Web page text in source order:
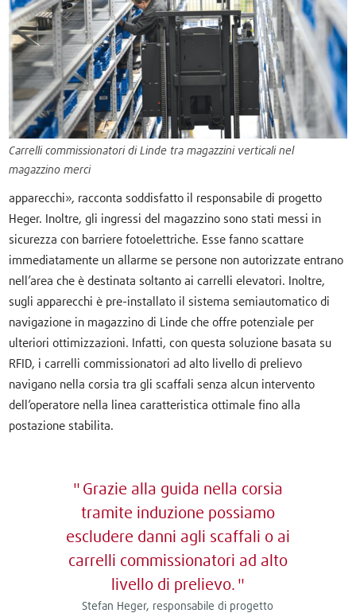
Carrelli commissionatori di Linde tra magazzini verticali nel
magazzino merci
apparecchi», racconta soddisfatto il responsabile di progetto
Heger. Inoltre, gli ingressi del magazzino sono stati messi in
sicurezza con barriere fotoelettriche. Esse fanno scattare
immediatamente un allarme se persone non autorizzate entrano
nell’area che è destinata soltanto ai carrelli elevatori. Inoltre,
sugli apparecchi è pre-installato il sistema semiautomatico di
navigazione in magazzino di Linde che offre potenziale per
ulteriori ottimizzazioni. Infatti, con questa soluzione basata su
RFID, i carrelli commissionatori ad alto livello di prelievo
navigano nella corsia tra gli scaffali senza alcun intervento
dell’operatore nella linea caratteristica ottimale fino alla
postazione stabilita.
Grazie alla guida nella corsia
tramite induzione possiamo
escludere danni agli scaffali o ai
carrelli commissionatori ad alto
livello di prelievo.
Stefan Heger, responsabile di progetto